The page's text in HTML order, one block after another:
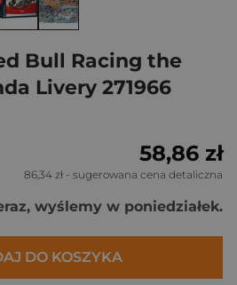
Bull Racing the
Livery 271966
58,86 zł
86,34 zł - sugerowana cena detaliczna
wyślemy w poniedziałek.
DO KOSZYKA